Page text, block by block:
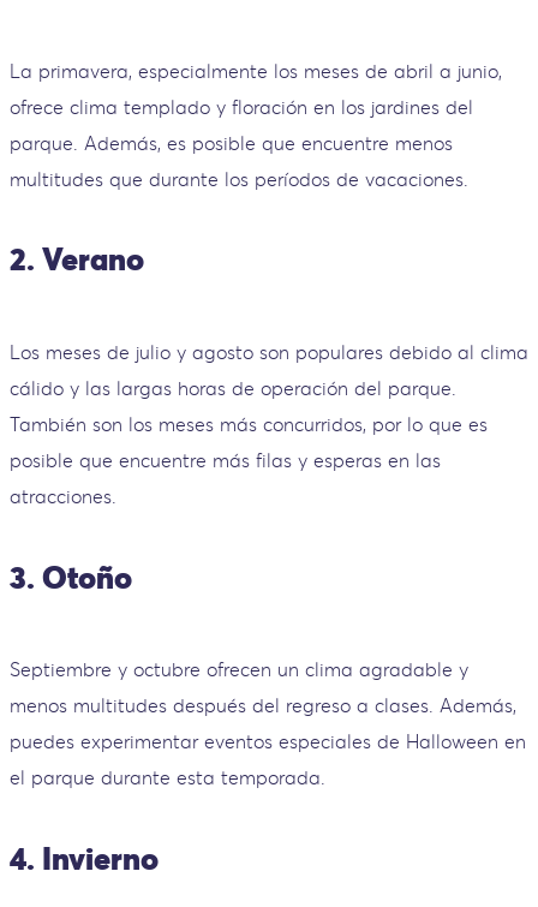
La primavera, especialmente los meses de abril a junio,
ofrece clima templado y floración en los jardines del
parque. Además, es posible que encuentre menos
multitudes que durante los períodos de vacaciones.
2. Verano
Los meses de julio y agosto son populares debido al clima
cálido y las largas horas de operación del parque.
También son los meses más concurridos, por lo que es
posible que encuentre más filas y esperas en las
atracciones.
3. Otoño
Septiembre y octubre ofrecen un clima agradable y
menos multitudes después del regreso a clases. Además,
puedes experimentar eventos especiales de Halloween en
el parque durante esta temporada.
4. Invierno